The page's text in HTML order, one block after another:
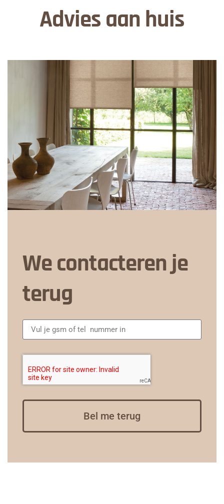
Advies aan huis
We contacteren je
terug
Bel me terug